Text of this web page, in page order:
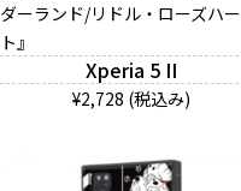
ダーランド/リドル・ローズハー
ト』
Xperia 5 II
¥2,728 (税込み)